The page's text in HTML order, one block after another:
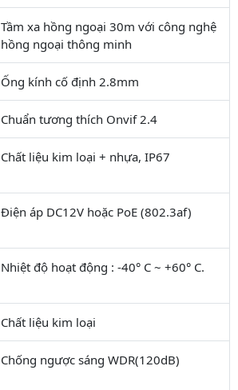
Tầm xa hồng ngoại 30m với công nghệ
hồng ngoại thông minh
Ống kính cố định 2.8mm
Chuẩn tương thích Onvif 2.4
Chất liệu kim loại + nhựa, IP67
Điện áp DC12V hoặc PoE (802.3af)
Nhiệt độ hoạt động : -40° C ~ +60° C.
Chất liệu kim loại
Chống ngược sáng WDR(120dB)